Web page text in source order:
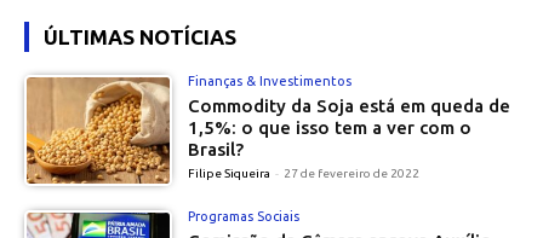
ÚLTIMAS NOTÍCIAS
Finanças & Investimentos
Commodity da Soja está em queda de
1,5%: o que isso tem a ver com o
Brasil?
Filipe Siqueira - 27 de fevereiro de 2022
Programas Sociais